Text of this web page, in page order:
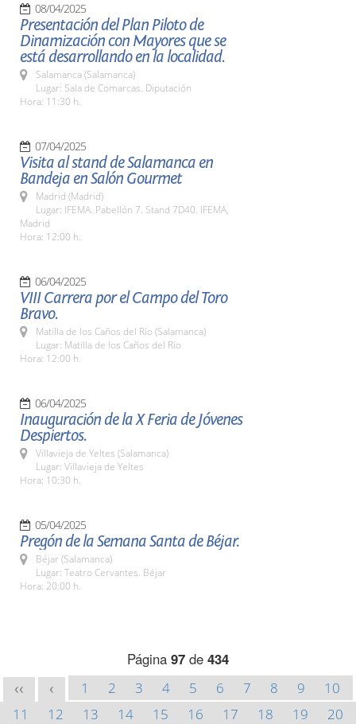
08/04/2025
Presentación del Plan Piloto de
Dinamización con Mayores que se
está desarrollando en la localidad.
Salamanca (Salamanca)
Lugar: Sala de Comarcas. Diputación
Hora: 11:30 h.
07/04/2025
Visita al stand de Salamanca en
Bandeja en Salón Gourmet
Madrid (Madrid)
Lugar: IFEMA. Pabellón 7. Stand 7D40. IFEMA,
Madrid
Hora: 12:00 h.
06/04/2025
VIII Carrera por el Campo del Toro
Bravo.
Matilla de los Caños del Río (Salamanca)
Lugar: Matilla de los Caños del Río
Hora: 12:00 h.
06/04/2025
Inauguración de la X Feria de Jóvenes
Despiertos.
Villavieja de Yeltes (Salamanca)
Lugar: Villavieja de Yeltes
Hora: 10:30 h.
05/04/2025
Pregón de la Semana Santa de Béjar.
Béjar (Salamanca)
Lugar: Teatro Cervantes. Béjar
Hora: 20:00 h.
Página 97 de 434
<< < 1 2 3 4 5 6 7 8 9
10
11
12 13 14 15 16 17 18 19
20